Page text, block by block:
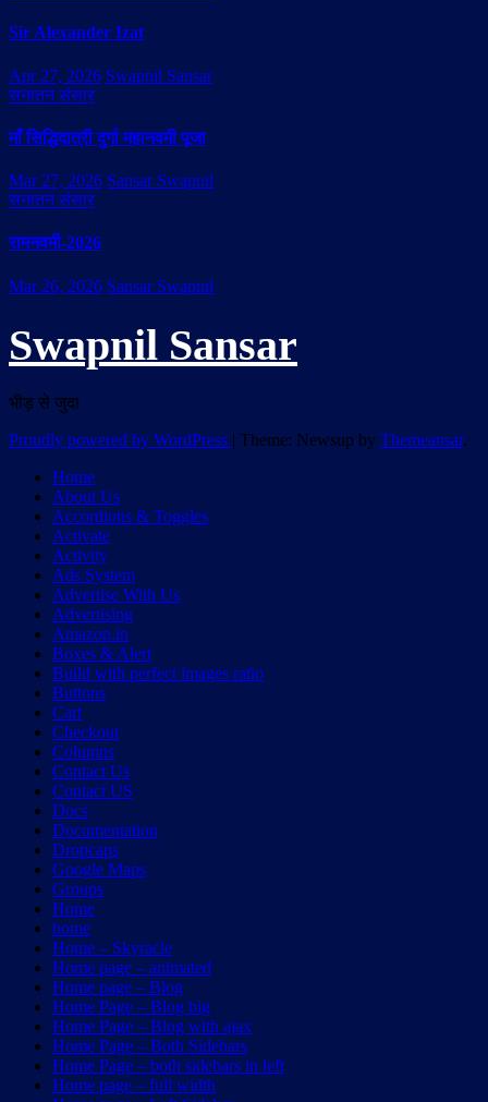
Sir Alexander Izat
Apr 27, 2026 Swapnil Sansar
सनातन संसार
माँ सिद्धिदात्री दुर्गा महानवमी पूजा
Mar 27, 2026 Sansar Swapnil
सनातन संसार
रामनवमी-2026
Mar 26, 2026 Sansar Swapnil
Swapnil Sansar
भीड़ से जुदा
Proudly powered by WordPress
Theme: Newsup by Themeansar.
Home
About Us
Accordions & Toggles
Activate
Activity
Ads System
Advertise With Us
Advertising
Amazon.in
Boxes & Alert
Build with perfect images ratio
Buttons
Cart
Checkout
Columns
Contact Us
Contact US
Docs
Documentation
Dropcaps
Google Maps
Groups
Home
home
Home – Skyracle
Home page – animated
Home page – Blog
Home Page – Blog big
Home Page – Blog with ajax
Home Page – Both Sidebars
Home Page – both sidebars in left
Home page – full width